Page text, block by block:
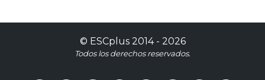
© ESCplus2014 - 2026
Todos los derechos reservados.